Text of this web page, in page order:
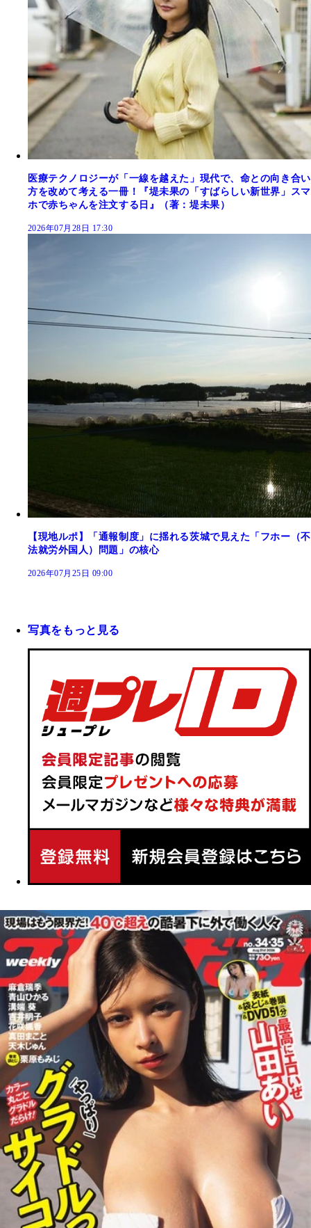
医療テクノロジーが「一線を越えた」現代で、命との向き合い
方を改めて考える一冊！『堤未果の「すばらしい新世界」スマ
ホで赤ちゃんを注文する日』（著：堤未果）
2026年07月28日 17:30
【現地ルポ】「通報制度」に揺れる茨城で見えた「フホー（不
法就労外国人）問題」の核心
2026年07月25日 09:00
写真をもっと見る